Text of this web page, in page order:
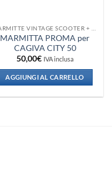
MARMITTA PROMA per
CAGIVA CITY 50
50,00€ IVA inclusa
AGGIUNGI AL CARRELLO